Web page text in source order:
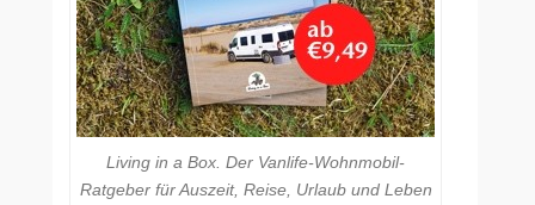
Living in a Box. Der Vanlife-Wohnmobil-
Ratgeber für Auszeit, Reise, Urlaub und Leben